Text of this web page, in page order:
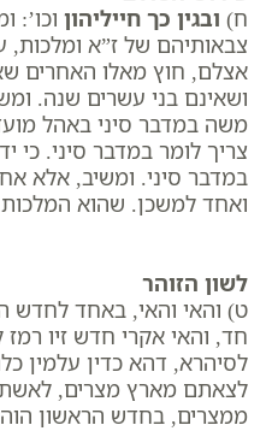
ח) ובגין כך חייליהון וכו’:
צבאותיהם של ז”א ומלכות,
אצלם, חוץ מאלו האחרים
ושאינם בני עשרים שנה.
משה במדבר סיני באהל
צריך לומר במדבר סיני.
במדבר סיני. ומשיב, אלא
ואחד למשכן. שהוא
לשון הזוהר
ט) והאי והאי, באחד לחדש
חד, והאי אקרי חדש זיו
לסיהרא, דהא כדין עלמין
לצאתם מארץ מצרים,
ממצרים, בחדש הראשון